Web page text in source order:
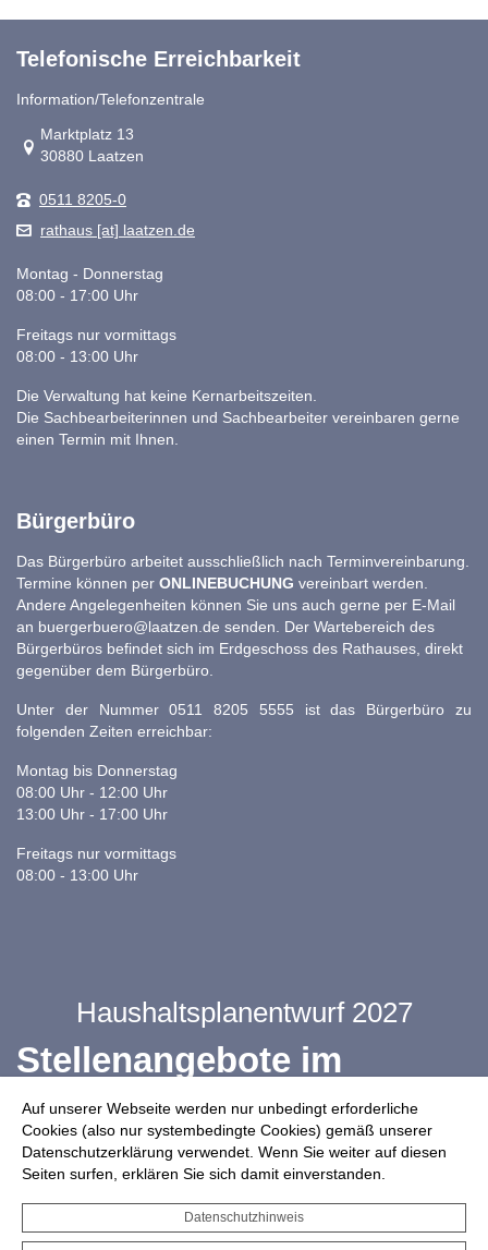
Auf unserer Webseite werden nur unbedingt erforderliche
Cookies (also nur systembedingte Cookies) gemäß unserer
Datenschutzerklärung verwendet. Wenn Sie weiter auf diesen
Seiten surfen, erklären Sie sich damit einverstanden.
Datenschutzhinweis
Telefonische Erreichbarkeit
Information/Telefonzentrale
Link zur Google-Maps Navigation
Marktplatz 13
30880 Laatzen
0511 8205-0
rathaus [at] laatzen.de
Montag - Donnerstag
08:00 - 17:00 Uhr
Freitags nur vormittags
08:00 - 13:00 Uhr
Die Verwaltung hat keine Kernarbeitszeiten.
Die Sachbearbeiterinnen und Sachbearbeiter vereinbaren gerne
einen Termin mit Ihnen.
Bürgerbüro
Das Bürgerbüro arbeitet ausschließlich nach Terminvereinbarung.
Termine können per ONLINEBUCHUNG vereinbart werden.
Andere Angelegenheiten können Sie uns auch gerne per E-Mail
an buergerbuero@laatzen.de senden. Der Wartebereich des
Bürgerbüros befindet sich im Erdgeschoss des Rathauses, direkt
gegenüber dem Bürgerbüro.
Unter der Nummer 0511 8205 5555 ist das Bürgerbüro zu
folgenden Zeiten erreichbar:
Montag bis Donnerstag
08:00 Uhr - 12:00 Uhr
13:00 Uhr - 17:00 Uhr
Freitags nur vormittags
08:00 - 13:00 Uhr
Haushaltsplanentwurf 2027
Stellenangebote im
Ganztag
Infos zur Drohnennutzung
Starkregengefahrenkarte